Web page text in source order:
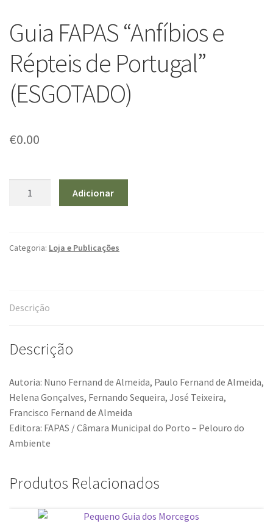
Guia FAPAS “Anfíbios e
Répteis de Portugal”
(ESGOTADO)
€0.00
"Anfíbios
Portugal"
Adicionar
Categoria: Loja e Publicações
Descrição
Descrição
Autoria: Nuno Fernand de Almeida, Paulo Fernand de Almeida,
Helena Gonçalves, Fernando Sequeira, José Teixeira,
Francisco Fernand de Almeida
Editora: FAPAS / Câmara Municipal do Porto – Pelouro do
Ambiente
Produtos Relacionados